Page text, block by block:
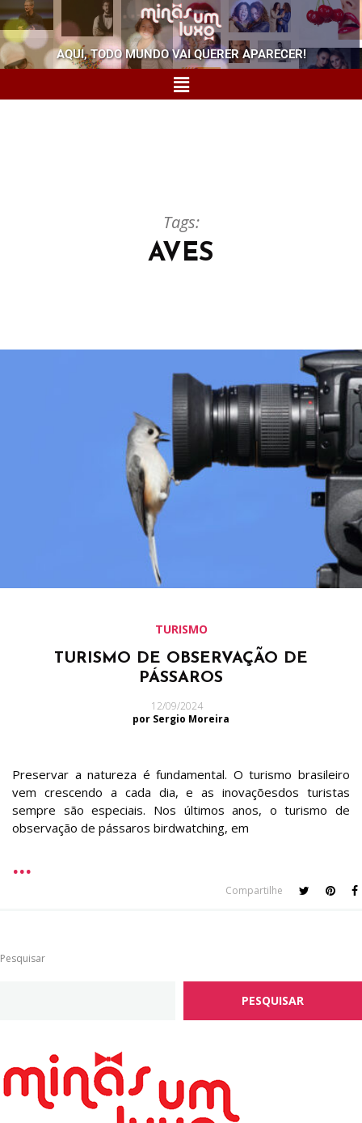
AQUI, TODO MUNDO VAI QUERER APARECER!
Tags:
AVES
TURISMO
TURISMO DE OBSERVAÇÃO DE
PÁSSAROS
12/09/2024
por Sergio Moreira
Preservar a natureza é fundamental. O turismo brasileiro
vem crescendo a cada dia, e as inovaçõesdos turistas
sempre são especiais. Nos últimos anos, o turismo de
observação de pássaros birdwatching, em
Compartilhe
Pesquisar
PESQUISAR